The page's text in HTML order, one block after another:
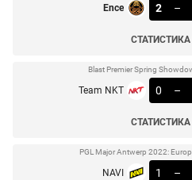
Ence 2 –
Blast Premier Spring
Team NKT 0 –
PGL Major Antwerp 2022:
NAVI 1 –